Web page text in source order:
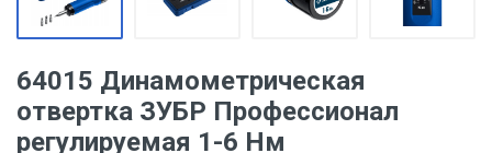
64015 Динамометрическая
отвертка ЗУБР Профессионал
регулируемая 1-6 Нм